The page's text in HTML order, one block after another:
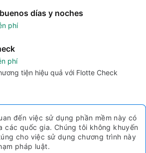
días y noches
phí
phí
tiện hiệu quả với Flotte Check
đến việc sử dụng phần mềm này có
các quốc gia. Chúng tôi không khuyến
cho việc sử dụng chương trình này
pháp luật.